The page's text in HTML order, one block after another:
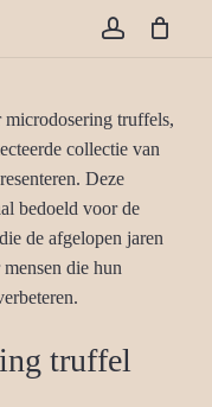
truffels,
collectie van
Deze
bedoeld voor de
de afgelopen jaren
die hun
truffel